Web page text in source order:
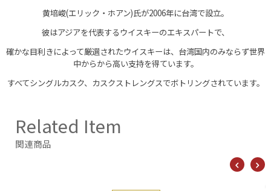
黄培峻(エリック・ホアン)氏が2006年に台湾で設立。
彼はアジアを代表するウイスキーのエキスパートで、
確かな目利きによって厳選されたウイスキーは、台湾国内のみならず世界
中からから高い支持を得ています。
すべてシングルカスク、カスクストレングスでボトリングされています。
Related Item
関連商品